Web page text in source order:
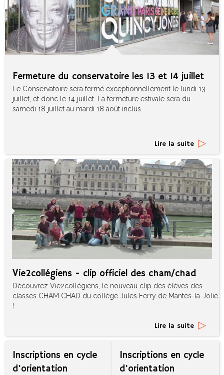
fermeture du conservatoire les 13 et 14 juillet
Le Conservatoire sera fermé exceptionnellement le lundi 13
juillet, et donc le 14 juillet. La fermeture estivale sera du
samedi 18 juillet au mardi 18 août inclus.
Lire la suite
vie2collégiens - clip officiel des cham/chad
Découvrez Vie2collégiens, le nouveau clip des élèves des
classes CHAM CHAD du collège Jules Ferry de Mantes-la-Jolie
!
Lire la suite
inscriptions en cycle
d'orientation
inscriptions en cycle
d'orientation